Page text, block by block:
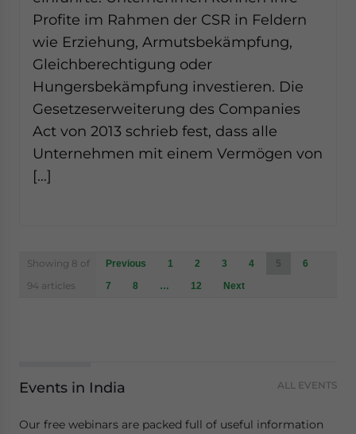
Profite im Rahmen der CSR in Feldern
wie Erziehung, Armutsbekämpfung,
Gleichberechtigung oder
Hungersbekämpfung investieren. Die
Gesetzeserweiterung des Companies
Act von 2013 schrieb fest, dass alle
Unternehmen mit einem Vermögen von
[…]
Showing 8 of
94 articles
Posts
navigation
Previous 1 2 3 4 5
6
7
8 … 12 Next
Events in India ALL EVENTS
Our free webinars are packed full of useful information